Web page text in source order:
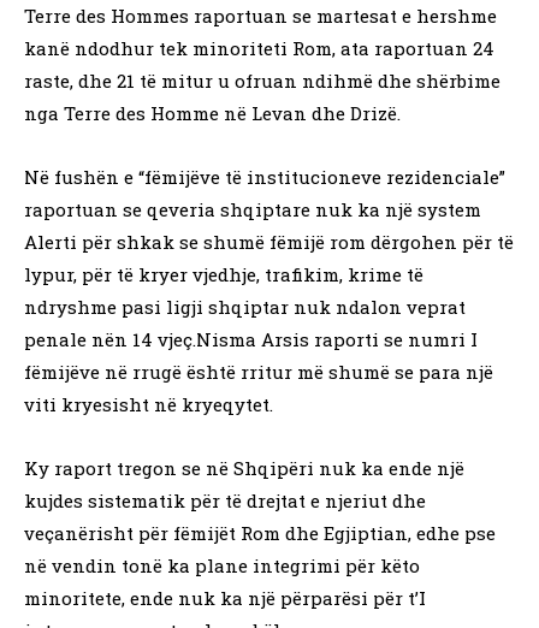
Terre des Hommes raportuan se martesat e hershme
kanë ndodhur tek minoriteti Rom, ata raportuan 24
raste, dhe 21 të mitur u ofruan ndihmë dhe shërbime
nga Terre des Homme në Levan dhe Drizë.
Në fushën e “fëmijëve të institucioneve rezidenciale”
raportuan se qeveria shqiptare nuk ka një system
Alerti për shkak se shumë fëmijë rom dërgohen për të
lypur, për të kryer vjedhje, trafikim, krime të
ndryshme pasi ligji shqiptar nuk ndalon veprat
penale nën 14 vjeç.Nisma Arsis raporti se numri I
fëmijëve në rrugë është rritur më shumë se para një
viti kryesisht në kryeqytet.
Ky raport tregon se në Shqipëri nuk ka ende një
kujdes sistematik për të drejtat e njeriut dhe
veçanërisht për fëmijët Rom dhe Egjiptian, edhe pse
në vendin tonë ka plane integrimi për këto
minoritete, ende nuk ka një përparësi për t’I